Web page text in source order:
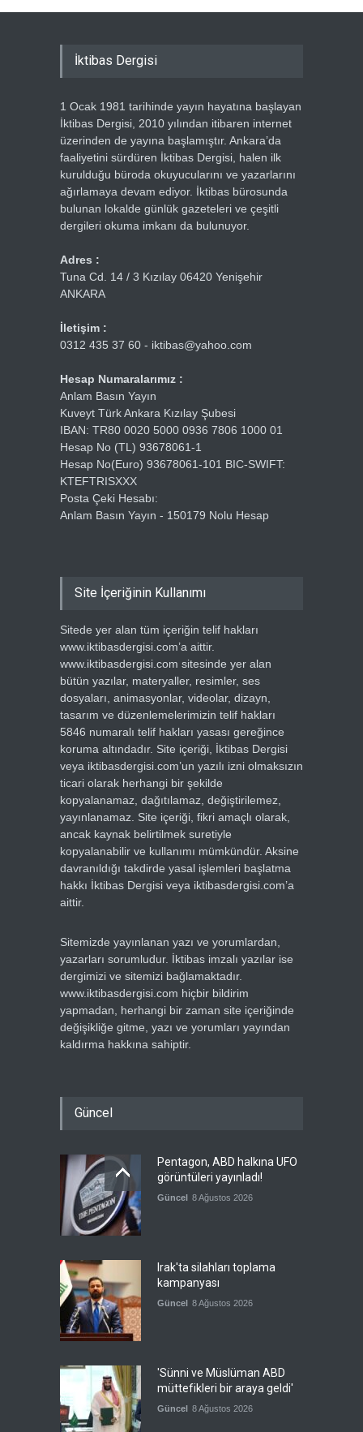
İktibas Dergisi
1 Ocak 1981 tarihinde yayın hayatına başlayan
İktibas Dergisi, 2010 yılından itibaren internet
üzerinden de yayına başlamıştır. Ankara’da
faaliyetini sürdüren İktibas Dergisi, halen ilk
kurulduğu büroda okuyucularını ve yazarlarını
ağırlamaya devam ediyor. İktibas bürosunda
bulunan lokalde günlük gazeteleri ve çeşitli
dergileri okuma imkanı da bulunuyor.
Adres :
Tuna Cd. 14 / 3 Kızılay 06420 Yenişehir
ANKARA
İletişim :
0312 435 37 60 - iktibas@yahoo.com
Hesap Numaralarımız :
Anlam Basın Yayın
Kuveyt Türk Ankara Kızılay Şubesi
IBAN: TR80 0020 5000 0936 7806 1000 01
Hesap No (TL) 93678061-1
Hesap No(Euro) 93678061-101 BIC-SWIFT:
KTEFTRISXXX
Posta Çeki Hesabı:
Anlam Basın Yayın - 150179 Nolu Hesap
Site İçeriğinin Kullanımı
Sitede yer alan tüm içeriğin telif hakları
www.iktibasdergisi.com’a aittir.
www.iktibasdergisi.com sitesinde yer alan
bütün yazılar, materyaller, resimler, ses
dosyaları, animasyonlar, videolar, dizayn,
tasarım ve düzenlemelerimizin telif hakları
5846 numaralı telif hakları yasası gereğince
koruma altındadır. Site içeriği, İktibas Dergisi
veya iktibasdergisi.com’un yazılı izni olmaksızın
ticari olarak herhangi bir şekilde
kopyalanamaz, dağıtılamaz, değiştirilemez,
yayınlanamaz. Site içeriği, fikri amaçlı olarak,
ancak kaynak belirtilmek suretiyle
kopyalanabilir ve kullanımı mümkündür. Aksine
davranıldığı takdirde yasal işlemleri başlatma
hakkı İktibas Dergisi veya iktibasdergisi.com’a
aittir.
Sitemizde yayınlanan yazı ve yorumlardan,
yazarları sorumludur. İktibas imzalı yazılar ise
dergimizi ve sitemizi bağlamaktadır.
www.iktibasdergisi.com hiçbir bildirim
yapmadan, herhangi bir zaman site içeriğinde
değişikliğe gitme, yazı ve yorumları yayından
kaldırma hakkına sahiptir.
Güncel
Pentagon, ABD halkına UFO
görüntüleri yayınladı!
Güncel 8 Ağustos 2026
Irak'ta silahları toplama
kampanyası
Güncel 8 Ağustos 2026
'Sünni ve Müslüman ABD
müttefikleri bir araya geldi'
Güncel 8 Ağustos 2026